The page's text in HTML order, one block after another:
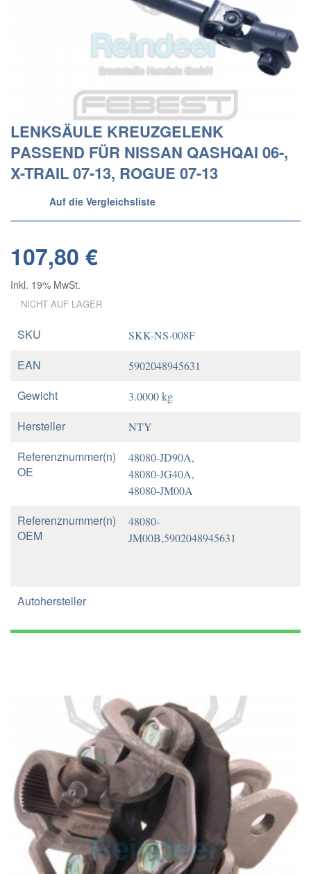
LENKSÄULE KREUZGELENK
PASSEND FÜR NISSAN QASHQAI 06-,
X-TRAIL 07-13, ROGUE 07-13
Auf die Vergleichsliste
107,80 €
Inkl. 19% MwSt.
NICHT AUF LAGER
SKU SKK-NS-008F
EAN 5902048945631
Gewicht 3.0000 kg
Hersteller NTY
Referenznummer(n)
OE
48080-JD90A,
48080-JG40A,
48080-JM00A
Referenznummer(n)
OEM
48080-
JM00B,5902048945631
Autohersteller